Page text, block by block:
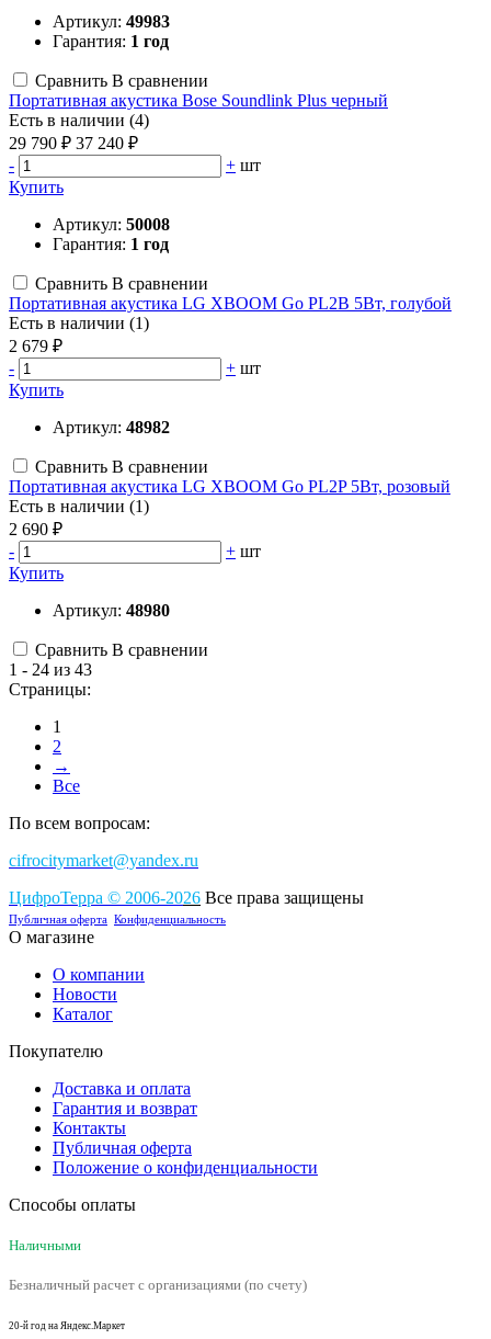
Артикул: 49983
Гарантия: 1 год
Сравнить В сравнении
Портативная акустика Bose Soundlink Plus черный
Есть в наличии (4)
29 790 ₽ 37 240 ₽
-
+ шт
Купить
Артикул: 50008
Гарантия: 1 год
Сравнить В сравнении
Портативная акустика LG XBOOM Go PL2B 5Вт, голубой
Есть в наличии (1)
2 679 ₽
-
+ шт
Купить
Артикул: 48982
Сравнить В сравнении
Портативная акустика LG XBOOM Go PL2P 5Вт, розовый
Есть в наличии (1)
2 690 ₽
-
+ шт
Купить
Артикул: 48980
Сравнить В сравнении
1 - 24 из 43
Страницы:
1
2
→
Все
По всем вопросам:
cifrocitymarket@yandex.ru
ЦифроТерра © 2006-2026 Все права защищены
Публичная оферта Конфиденциальность
О магазине
О компании
Новости
Каталог
Покупателю
Доставка и оплата
Гарантия и возврат
Контакты
Публичная оферта
Положение о конфиденциальности
Способы оплаты
Наличными
Безналичный расчет с организациями (по счету)
20-й год на Яндекс.Маркет